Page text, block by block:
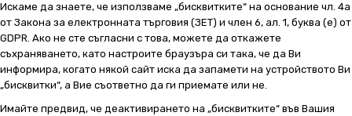
Искаме да знаете, че използваме „бисквитките“ на основание чл. 4а
от Закона за електронната търговия (ЗЕТ) и член 6, ал. 1, буква (е) от
GDPR. Ако не сте съгласни с това, можете да откажете
съхраняването, като настроите браузъра си така, че да Ви
информира, когато някой сайт иска да запамети на устройството Ви
„бисквитки“, а Вие съответно да ги приемате или не.
Имайте предвид, че деактивирането на „бисквитките“ във Вашия